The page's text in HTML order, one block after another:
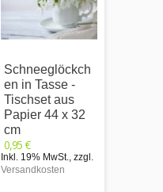
Schneeglöckch
en in Tasse -
Tischset aus
Papier 44 x 32
cm
0,95 €
Inkl. 19% MwSt., zzgl.
Versandkosten